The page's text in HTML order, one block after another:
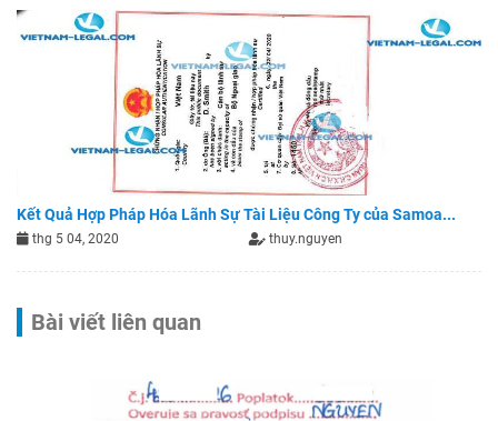
Kết Quả Hợp Pháp Hóa Lãnh Sự Tài Liệu Công Ty của Samoa...
thg 5 04, 2020 thuy.nguyen
Bài viết liên quan